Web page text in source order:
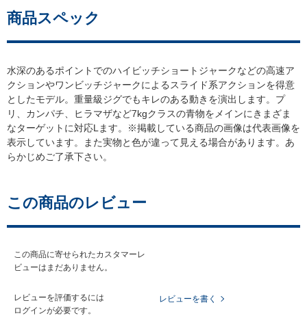
商品スペック
水深のあるポイントでのハイビッチショートジャークなどの高速ア
クションやワンビッチジャークによるスライド系アクションを得意
としたモデル。重量級ジグでもキレのある動きを演出します。プ
リ、カンパチ、ヒラマザなど7kgクラスの青物をメインにきまざま
なターゲットに対応Lます。※掲載している商品の画像は代表画像を
表示しています。また実物と色が違って見える場合があります。あ
らかじめご了承下さい。
この商品のレビュー
この商品に寄せられたカスタマーレ
ビューはまだありません。
レビューを評価するには
ログインが必要です。
レビューを書く